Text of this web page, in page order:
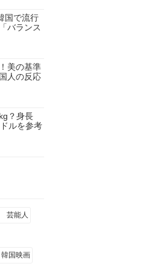
国で流行
バランス
美の基準
人の反応
？身長
ルを参考
芸能人
国映画